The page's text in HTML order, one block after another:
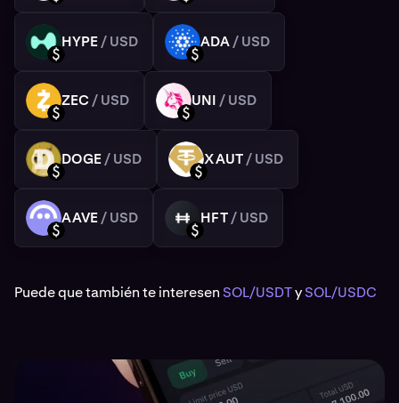
HYPE
USD
HYPE/ USD
ADA
USD
ADA/ USD
ZEC
USD
ZEC / USD
UNI
USD
UNI / USD
DOGE
USD
DOGE/ USD
XAUT
USD
XAUT/ USD
AAVE
USD
AAVE/ USD
HFT
USD
HFT/ USD
Puede que también te interesenSOL/USDTySOL/USDC